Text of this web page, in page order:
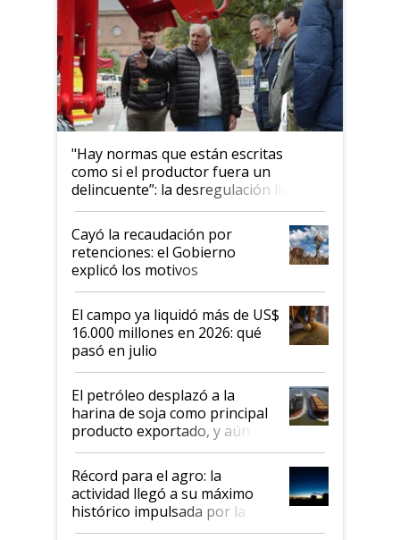
"Hay normas que están escritas
como si el productor fuera un
delincuente”: la desregulación llegó
al Congreso Aapresid y hasta se
habló del financiamiento al IPCVA
Cayó la recaudación por
retenciones: el Gobierno
explicó los motivos
El campo ya liquidó más de US$
16.000 millones en 2026: qué
pasó en julio
El petróleo desplazó a la
harina de soja como principal
producto exportado, y aún así
el agro aportó casi seis de cada
diez dólares y sostuvo el
liderazgo en un semestre
récord
Récord para el agro: la
actividad llegó a su máximo
histórico impulsada por la
cosecha y las exportaciones